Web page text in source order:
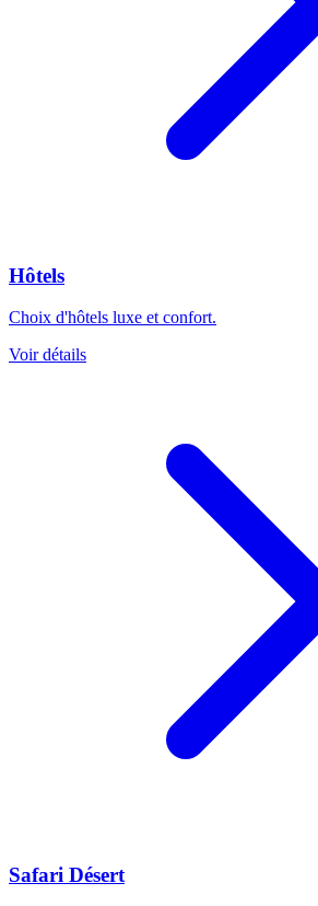
Hôtels
Choix d'hôtels luxe et confort.
Voir détails
Safari Désert